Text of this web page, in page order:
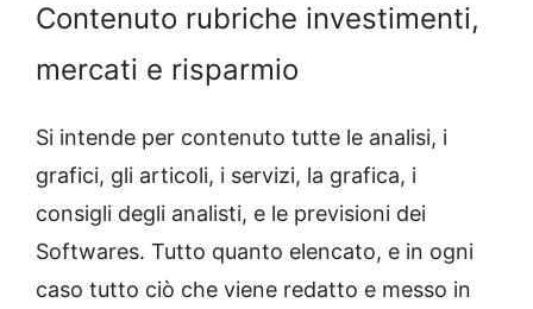
Contenuto rubriche investimenti,
mercati e risparmio
Si intende per contenuto tutte le analisi, i
grafici, gli articoli, i servizi, la grafica, i
consigli degli analisti, e le previsioni dei
Softwares. Tutto quanto elencato, e in ogni
caso tutto ciò che viene redatto e messo in